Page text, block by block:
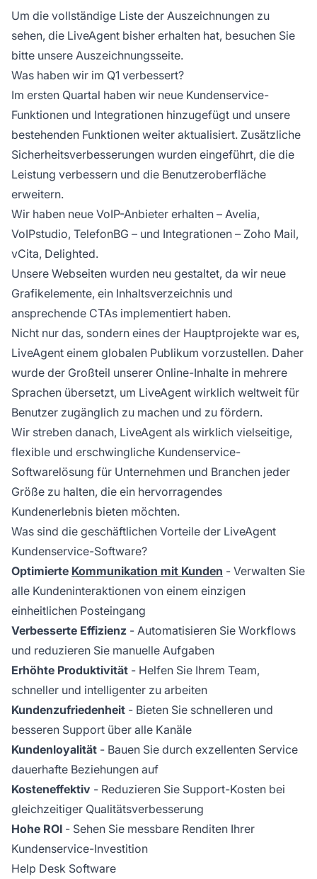
Um die vollständige Liste der Auszeichnungen zu
sehen, die LiveAgent bisher erhalten hat, besuchen Sie
bitte unsere Auszeichnungsseite.
Was haben wir im Q1 verbessert?
Im ersten Quartal haben wir neue Kundenservice-
Funktionen und Integrationen hinzugefügt und unsere
bestehenden Funktionen weiter aktualisiert. Zusätzliche
Sicherheitsverbesserungen wurden eingeführt, die die
Leistung verbessern und die Benutzeroberfläche
erweitern.
Wir haben neue VoIP-Anbieter erhalten – Avelia,
VoIPstudio, TelefonBG – und Integrationen – Zoho Mail,
vCita, Delighted.
Unsere Webseiten wurden neu gestaltet, da wir neue
Grafikelemente, ein Inhaltsverzeichnis und
ansprechende CTAs implementiert haben.
Nicht nur das, sondern eines der Hauptprojekte war es,
LiveAgent einem globalen Publikum vorzustellen. Daher
wurde der Großteil unserer Online-Inhalte in mehrere
Sprachen übersetzt, um LiveAgent wirklich weltweit für
Benutzer zugänglich zu machen und zu fördern.
Wir streben danach, LiveAgent als wirklich vielseitige,
flexible und erschwingliche Kundenservice-
Softwarelösung für Unternehmen und Branchen jeder
Größe zu halten, die ein hervorragendes
Kundenerlebnis bieten möchten.
Was sind die geschäftlichen Vorteile der LiveAgent
Kundenservice-Software?
Optimierte Kommunikation mit Kunden - Verwalten Sie
alle Kundeninteraktionen von einem einzigen
einheitlichen Posteingang
Verbesserte Effizienz - Automatisieren Sie Workflows
und reduzieren Sie manuelle Aufgaben
Erhöhte Produktivität - Helfen Sie Ihrem Team,
schneller und intelligenter zu arbeiten
Kundenzufriedenheit - Bieten Sie schnelleren und
besseren Support über alle Kanäle
Kundenloyalität - Bauen Sie durch exzellenten Service
dauerhafte Beziehungen auf
Kosteneffektiv - Reduzieren Sie Support-Kosten bei
gleichzeitiger Qualitätsverbesserung
Hohe ROI - Sehen Sie messbare Renditen Ihrer
Kundenservice-Investition
Help Desk Software